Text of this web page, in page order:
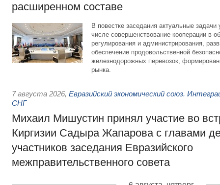
расширенном составе
В повестке заседания актуальные задачи
числе совершенствование кооперации в
регулирования и администрирования,
обеспечение продовольственной
железнодорожных перевозок,
рынка.
7 августа 2026, Евразийский экономический союз.
СНГ
Михаил Мишустин принял участие во
Киргизии Садыра Жапарова с главами
участников заседания Евразийского
межправительственного совета